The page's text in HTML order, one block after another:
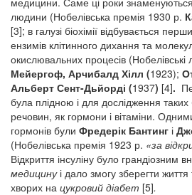
людини (Нобелівська премія 1930 р.
[3]; в галузі біохімії відбувається
ензимів клітинного дихання та
окислювальних процесів (Нобелівські
Мейергоф, Арчибалд Хілл (1923);
Альберт Сент-Дьйорді (1937) [4].
була плідною і для дослідження таких
речовин, як гормони і вітаміни.
гормонів були Фредерік Бантинг і
(Нобелівська премія 1923 р. «за
Відкриття інсуліну було грандіозним
медицинуі дало змогу зберегти
хворих на цукровий діабет [5].